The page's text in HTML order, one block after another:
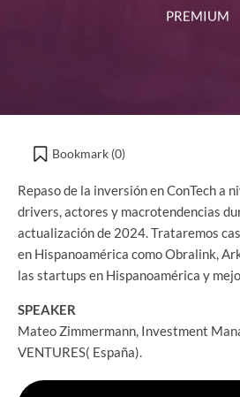
PREMIUM
Bookmark (0)
Repaso de la inversión en ConTech a
drivers, actores y macrotendencias
actualización de 2024. Trataremos
en Hispanoamérica como Obralink,
las startups en Hispanoamérica y
SPEAKER
Mateo Zimmermann, Investment
VENTURES( España).